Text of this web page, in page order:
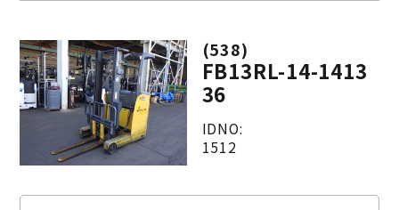
(538)
FB13RL-14-1413
36
IDNO:
1512